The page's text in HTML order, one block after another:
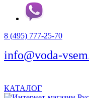
8 (495) 777-25-70
info@voda-
КАТАЛОГ